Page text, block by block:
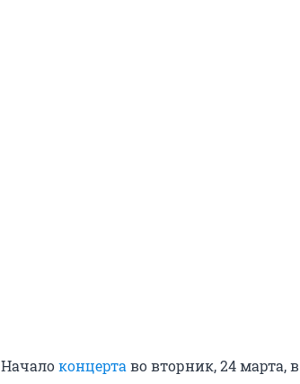
Началоконцерта во вторник, 24 марта, в